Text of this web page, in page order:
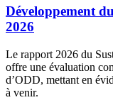
Développement
2026
Le rapport 2026 du
offre une évaluation
d’ODD, mettant en
à venir.